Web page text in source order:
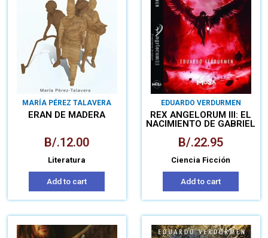
MARÍA PÉREZ TALAVERA
ERAN DE MADERA
B/.12.00
Literatura
Add to cart
EDUARDO VERDURMEN
REX ANGELORUM III: EL
NACIMIENTO DE GABRIEL
B/.22.95
Ciencia Ficción
Add to cart